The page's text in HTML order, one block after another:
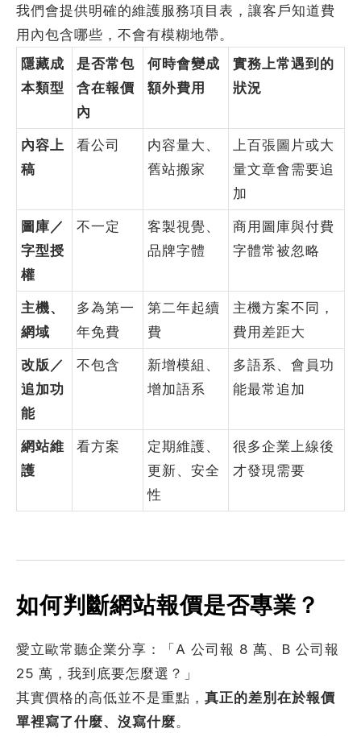
我們會提供明確的維護服務項目表，讓客戶知道費
用內包含哪些，不會有模糊地帶。
隱藏成
本類型
是否常包
含在報價
內
何時會變成
額外費用
實務上常遇到的
狀況
內容上
稿
看公司
内容量大、
舊站搬家
上百張圖片或大
量文章會需要追
加
圖庫／
字型授
權
不一定
客製視覺、
品牌字體
商用圖庫與付費
字體常被忽略
主機、
網域
多為第一
年免費
第二年起續
費
主機方案不同，
費用差距大
改版／
追加功
能
不包含
新增模組、
增加語系
多語系、會員功
能最常追加
網站維
護
看方案
定期維護、
更新、安全
性
很多企業上線後
才發現需要
如何判斷網站報價是否專業？
愛立歐常聽企業分享：「A 公司報 8 萬、B 公司報
25 萬，我到底要怎麼選？」
其實價格的高低並不是重點， 真正的差別在於報價
單裡寫了什麼、沒寫什麼。